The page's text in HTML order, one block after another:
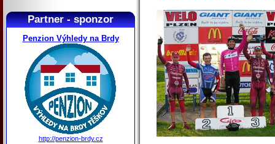
Partner - sponzor
Penzion Výhledy na Brdy
http://penzion-brdy.cz